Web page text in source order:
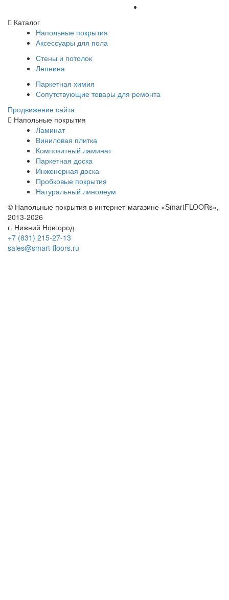
Каталог
Напольные покрытия
Аксессуары для пола
Стены и потолок
Лепнина
Паркетная химия
Сопутствующие товары для ремонта
Продвижение сайта
Напольные покрытия
Ламинат
Виниловая плитка
Композитный ламинат
Паркетная доска
Инженерная доска
Пробковые покрытия
Натуральный линолеум
© Напольные покрытия в интернет-магазине «SmartFLOORs»,
2013-2026
г. Нижний Новгород
+7 (831) 215-27-13
sales@smart-floors.ru